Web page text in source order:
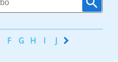
F G H I J K